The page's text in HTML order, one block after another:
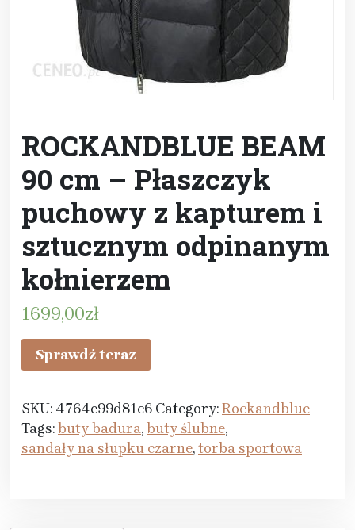
ROCKANDBLUE BEAM
90 cm – Płaszczyk
puchowy z kapturem i
sztucznym odpinanym
kołnierzem
1699,00zł
Sprawdź teraz
SKU: 4764e99d81c6 Category:Rockandblue
Tags:buty badura,buty ślubne,
sandały na słupku czarne,torba sportowa